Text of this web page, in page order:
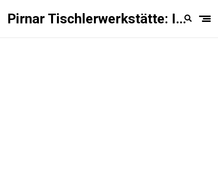
Pirnar Tischlerwerkstätte: Innentüren Experten